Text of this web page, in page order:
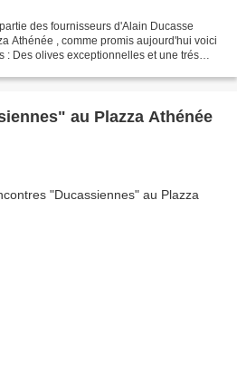
des fournisseurs d'Alain Ducasse
Athénée , comme promis aujourd'hui voici
: Des olives exceptionnelles et une trés
au Plazza Athénée